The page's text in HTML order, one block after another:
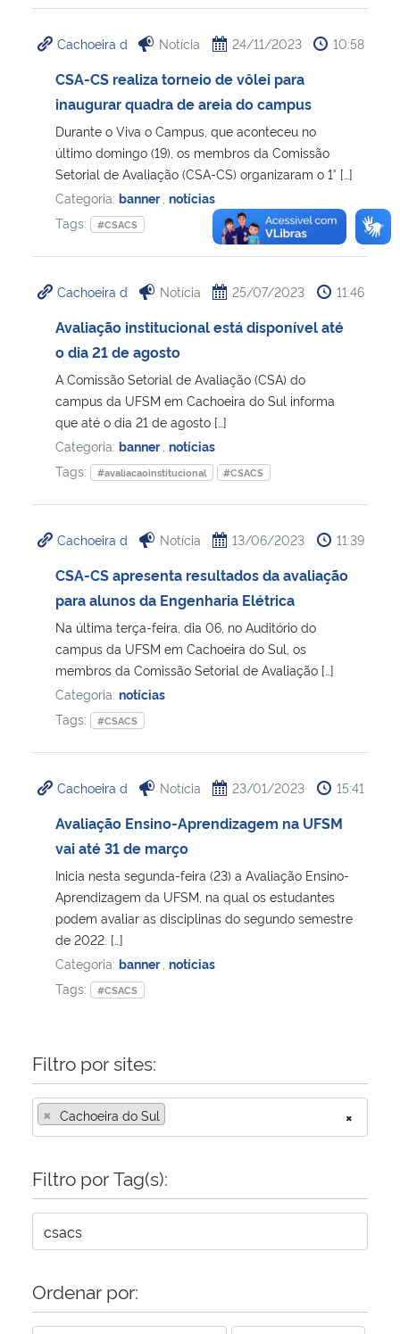
Cachoeira d Notícia 24/11/2023 10:58
CSA-CS realiza torneio de vôlei para
inaugurar quadra de areia do campus
Durante o Viva o Campus, que aconteceu no
último domingo (19), os membros da Comissão
Setorial de Avaliação (CSA-CS) organizaram o 1° […]
Categoria: banner notícias
Tags:
#CSACS
Cachoeira d Notícia 25/07/2023 11:46
Avaliação institucional está disponível até
o dia 21 de agosto
A Comissão Setorial de Avaliação (CSA) do
campus da UFSM em Cachoeira do Sul informa
que até o dia 21 de agosto […]
Categoria: banner notícias
Tags:
#avaliacaoinstitucional #CSACS
Cachoeira d Notícia 13/06/2023 11:39
CSA-CS apresenta resultados da avaliação
para alunos da Engenharia Elétrica
Na última terça-feira, dia 06, no Auditório do
campus da UFSM em Cachoeira do Sul, os
membros da Comissão Setorial de Avaliação […]
Categoria: notícias
Tags:
#CSACS
Cachoeira d Notícia 23/01/2023 15:41
Avaliação Ensino-Aprendizagem na UFSM
vai até 31 de março
Inicia nesta segunda-feira (23) a Avaliação Ensino-
Aprendizagem da UFSM, na qual os estudantes
podem avaliar as disciplinas do segundo semestre
de 2022. […]
Categoria: banner notícias
Tags:
#CSACS
Filtro por sites:
×
× Cachoeira do Sul
Filtro por Tag(s):
Ordenar por: